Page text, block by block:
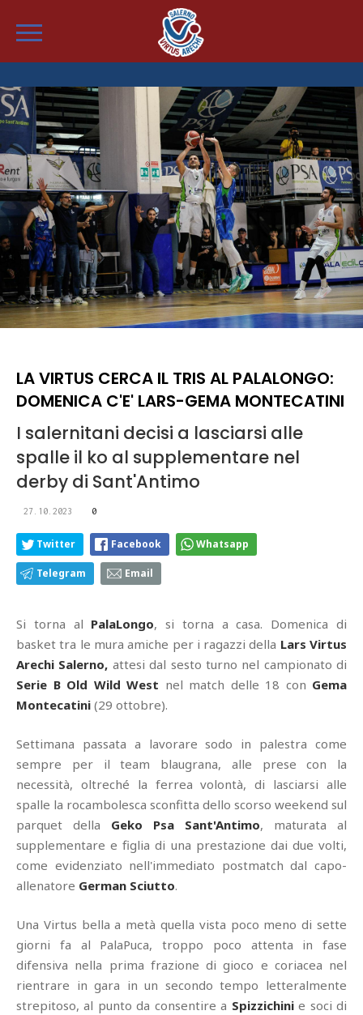
LA VIRTUS CERCA IL TRIS AL PALALONGO:
DOMENICA C'E' LARS-GEMA MONTECATINI
I salernitani decisi a lasciarsi alle
spalle il ko al supplementare nel
derby di Sant'Antimo
27.10.2023 0
Twitter Facebook Whatsapp
Telegram Email
Si torna al PalaLongo, si torna a casa. Domenica di
basket tra le mura amiche per i ragazzi della Lars Virtus
Arechi Salerno, attesi dal sesto turno nel campionato di
Serie B Old Wild West nel match delle 18 con Gema
Montecatini (29 ottobre).
Settimana passata a lavorare sodo in palestra come
sempre per il team blaugrana, alle prese con la
necessità, oltreché la ferrea volontà, di lasciarsi alle
spalle la rocambolesca sconfitta dello scorso weekend sul
parquet della Geko Psa Sant'Antimo, maturata al
supplementare e figlia di una prestazione dai due volti,
come evidenziato nell'immediato postmatch dal capo-
allenatore German Sciutto.
Una Virtus bella a metà quella vista poco meno di sette
giorni fa al PalaPuca, troppo poco attenta in fase
difensiva nella prima frazione di gioco e coriacea nel
rientrare in gara in un secondo tempo letteralmente
strepitoso, al punto da consentire a Spizzichinie soci di